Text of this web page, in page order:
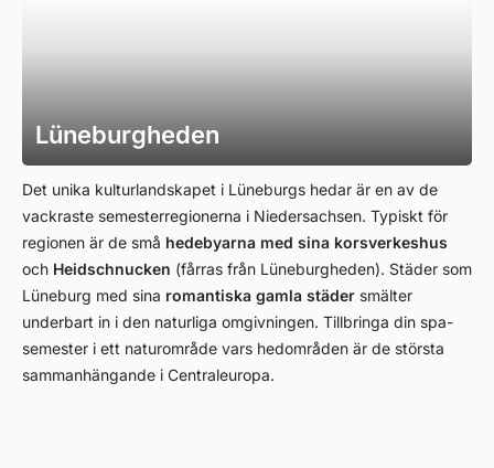
Lüneburgheden
Det unika kulturlandskapet i Lüneburgs hedar är en av de
vackraste semesterregionerna i Niedersachsen. Typiskt för
regionen är de små hedebyarna med sina korsverkeshus
och Heidschnucken (fårras från Lüneburgheden). Städer som
Lüneburg med sina romantiska gamla städer smälter
underbart in i den naturliga omgivningen. Tillbringa din spa-
semester i ett naturområde vars hedområden är de största
sammanhängande i Centraleuropa.